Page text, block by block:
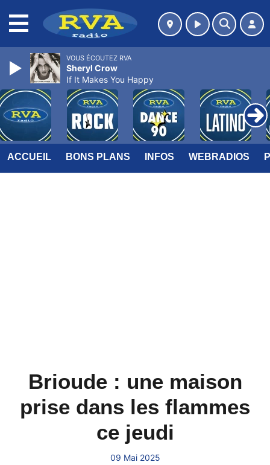
ACCUEIL BONS PLANS INFOS WEBRADIOS
Brioude : une maison
prise dans les flammes
ce jeudi
09 Mai 2025
VOUS ÉCOUTEZ RVA
Sheryl Crow
If It Makes You Happy